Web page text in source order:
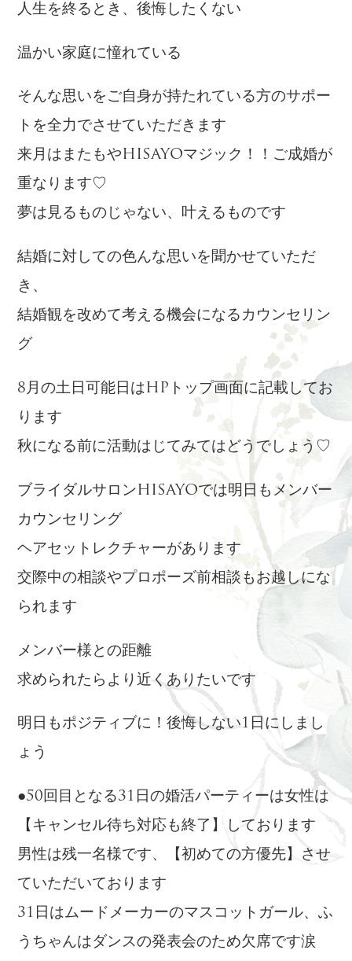
人生を終るとき、後悔したくない
温かい家庭に憧れている
そんな思いをご自身が持たれている方のサポー
トを全力でさせていただきます
来月はまたもやHISAYOマジック！！ご成婚が
重なります♡
夢は見るものじゃない、叶えるものです
結婚に対しての色んな思いを聞かせていただ
き、
結婚観を改めて考える機会になるカウンセリン
グ
8月の土日可能日はHPトップ画面に記載してお
ります
秋になる前に活動はじてみてはどうでしょう♡
ブライダルサロンHISAYOでは明日もメンバー
カウンセリング
ヘアセットレクチャーがあります
交際中の相談やプロポーズ前相談もお越しにな
られます
メンバー様との距離
求められたらより近くありたいです
明日もポジティブに！後悔しない1日にしまし
ょう
●50回目となる31日の婚活パーティーは女性は
【キャンセル待ち対応も終了】しております
男性は残一名様です、【初めての方優先】させ
ていただいております
31日はムードメーカーのマスコットガール、ふ
うちゃんはダンスの発表会のため欠席です涙